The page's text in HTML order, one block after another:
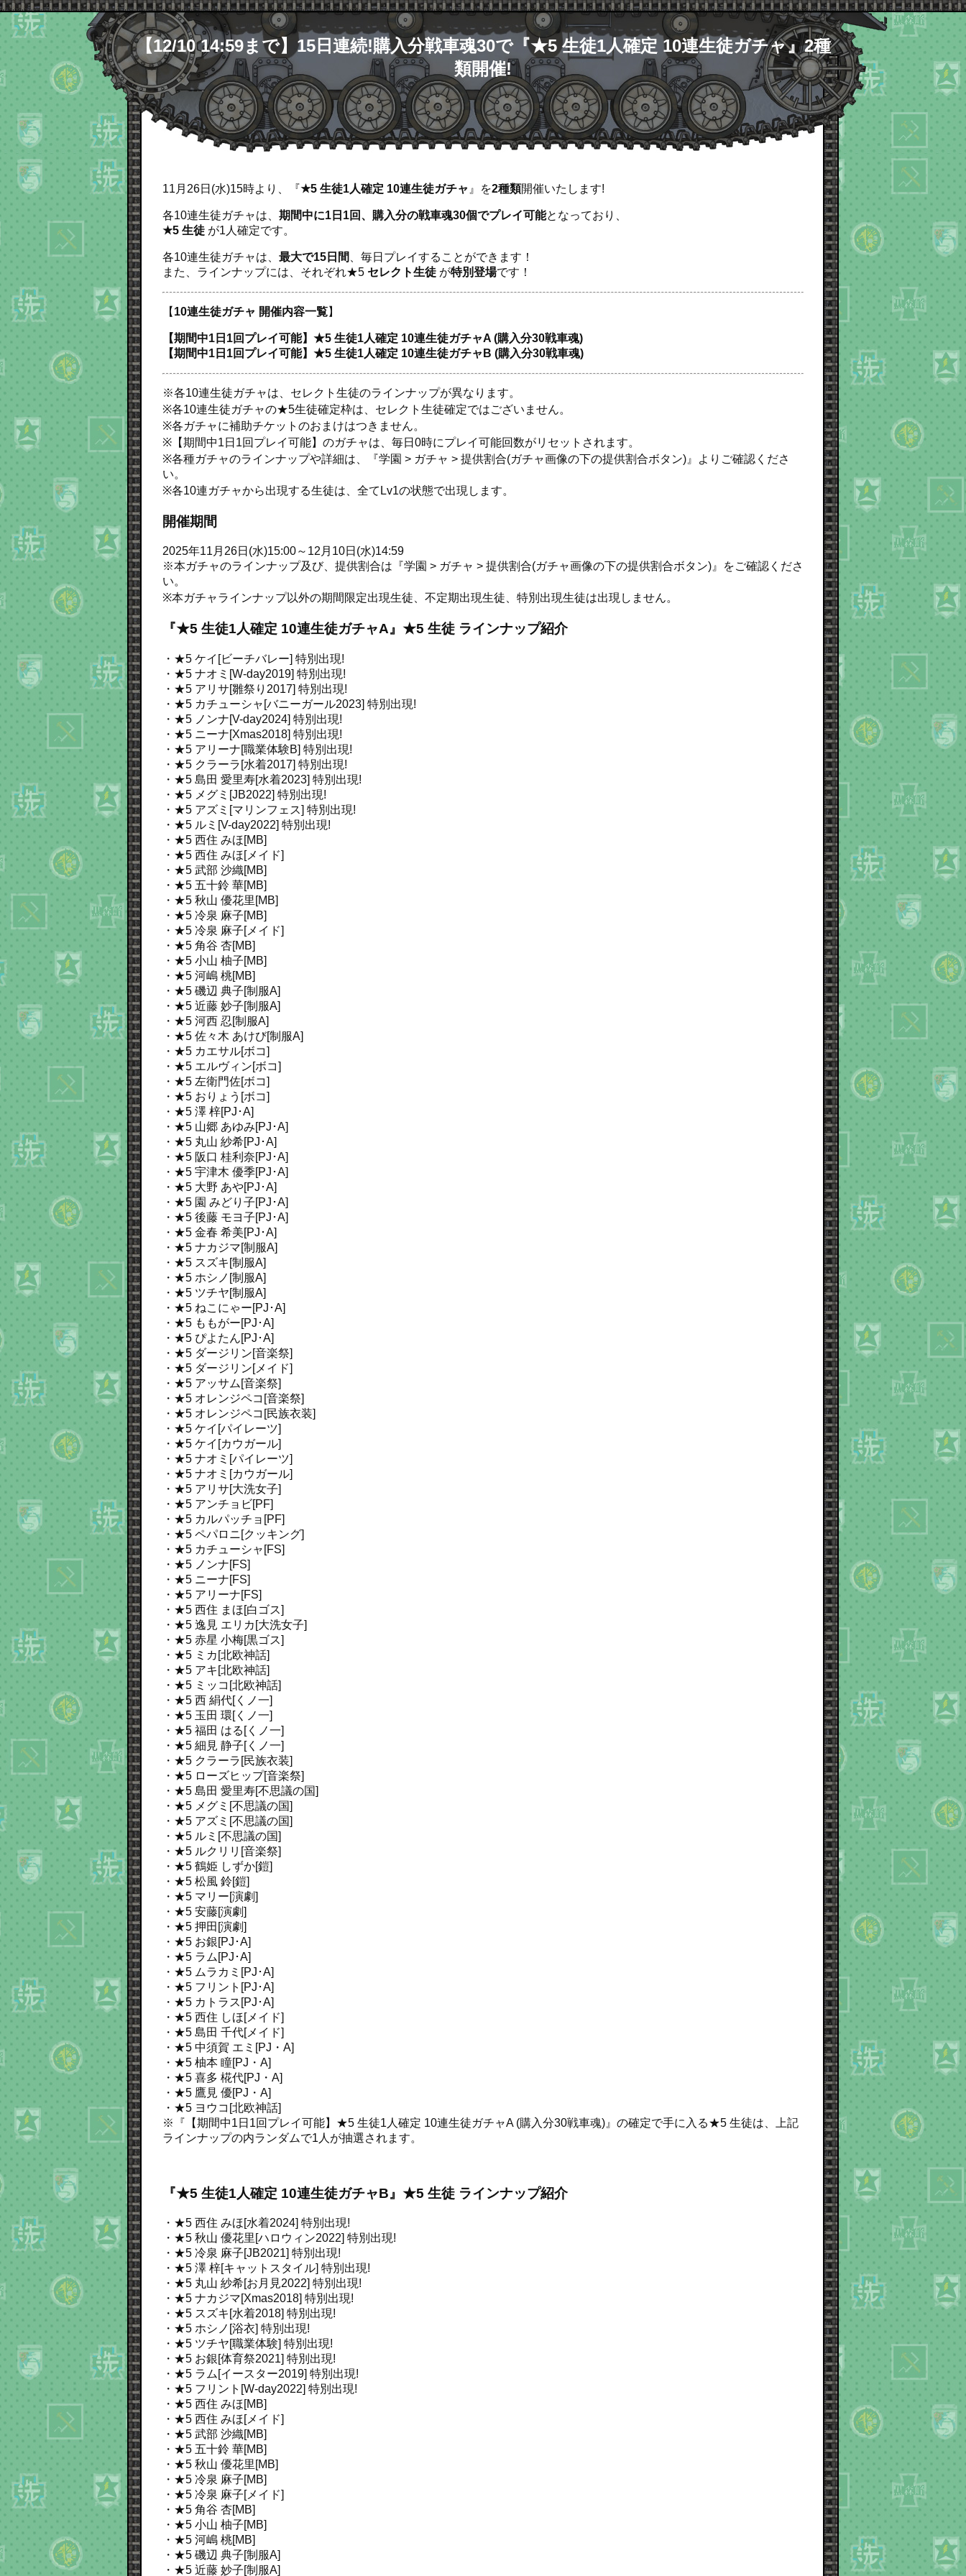
【12/10 14:59まで】15日連続!購入分戦車魂30で『★5 生徒1人確定 10連生徒ガチャ』2種
類開催!
11月26日(水)15時より、『★5 生徒1人確定 10連生徒ガチャ 』を2種類開催いたします!
各10連生徒ガチャは、 期間中に1日1回、購入分の戦車魂30個でプレイ可能となっており、
★5 生徒 が1人確定です。
各10連生徒ガチャは、 最大で15日間
、毎日プレイすることができます！
また、ラインナップには、それぞれ★5 セレクト生徒 が特別登場です！
【 10連生徒ガチャ 開催内容一覧】
【期間中1日1回プレイ可能】★5 生徒1人確定 10連生徒ガチャA (購入分30戦車魂)
【期間中1日1回プレイ可能】★5 生徒1人確定 10連生徒ガチャB (購入分30戦車魂)
※各10連生徒ガチャは、セレクト生徒のラインナップが異なります。
※各10連生徒ガチャの★5生徒確定枠は、セレクト生徒確定ではございません。
※各ガチャに補助チケットのおまけはつきません。
※【期間中1日1回プレイ可能】のガチャは、毎日0時にプレイ可能回数がリセットされます。
※各種ガチャのラインナップや詳細は、『学園 > ガチャ > 提供割合(ガチャ画像の下の提供割合ボタン)』よりご確認くださ
い。
※各10連ガチャから出現する生徒は、全てLv1の状態で出現します。
開催期間
2025年11月26日(水)15:00～12月10日(水)14:59
※本ガチャのラインナップ及び、提供割合は『学園 > ガチャ > 提供割合(ガチャ画像の下の提供割合ボタン)』をご確認くださ
い。
※本ガチャラインナップ以外の期間限定出現生徒、不定期出現生徒、特別出現生徒は出現しません。
『★5 生徒1人確定 10連生徒ガチャA』★5 生徒 ラインナップ紹介
・★5 ケイ[ビーチバレー] 特別出現!
・★5 ナオミ[W-day2019] 特別出現!
・★5 アリサ[雛祭り2017] 特別出現!
・★5 カチューシャ[バニーガール2023] 特別出現!
・★5 ノンナ[V-day2024] 特別出現!
・★5 ニーナ[Xmas2018] 特別出現!
・★5 アリーナ[職業体験B] 特別出現!
・★5 クラーラ[水着2017] 特別出現!
・★5 島田 愛里寿[水着2023] 特別出現!
・★5 メグミ[JB2022] 特別出現!
・★5 アズミ[マリンフェス] 特別出現!
・★5 ルミ[V-day2022] 特別出現!
・★5 西住 みほ[MB]
・★5 西住 みほ[メイド]
・★5 武部 沙織[MB]
・★5 五十鈴 華[MB]
・★5 秋山 優花里[MB]
・★5 冷泉 麻子[MB]
・★5 冷泉 麻子[メイド]
・★5 角谷 杏[MB]
・★5 小山 柚子[MB]
・★5 河嶋 桃[MB]
・★5 磯辺 典子[制服A]
・★5 近藤 妙子[制服A]
・★5 河西 忍[制服A]
・★5 佐々木 あけび[制服A]
・★5 カエサル[ボコ]
・★5 エルヴィン[ボコ]
・★5 左衛門佐[ボコ]
・★5 おりょう[ボコ]
・★5 澤 梓[PJ･A]
・★5 山郷 あゆみ[PJ･A]
・★5 丸山 紗希[PJ･A]
・★5 阪口 桂利奈[PJ･A]
・★5 宇津木 優季[PJ･A]
・★5 大野 あや[PJ･A]
・★5 園 みどり子[PJ･A]
・★5 後藤 モヨ子[PJ･A]
・★5 金春 希美[PJ･A]
・★5 ナカジマ[制服A]
・★5 スズキ[制服A]
・★5 ホシノ[制服A]
・★5 ツチヤ[制服A]
・★5 ねこにゃー[PJ･A]
・★5 ももがー[PJ･A]
・★5 ぴよたん[PJ･A]
・★5 ダージリン[音楽祭]
・★5 ダージリン[メイド]
・★5 アッサム[音楽祭]
・★5 オレンジペコ[音楽祭]
・★5 オレンジペコ[民族衣装]
・★5 ケイ[パイレーツ]
・★5 ケイ[カウガール]
・★5 ナオミ[パイレーツ]
・★5 ナオミ[カウガール]
・★5 アリサ[大洗女子]
・★5 アンチョビ[PF]
・★5 カルパッチョ[PF]
・★5 ペパロニ[クッキング]
・★5 カチューシャ[FS]
・★5 ノンナ[FS]
・★5 ニーナ[FS]
・★5 アリーナ[FS]
・★5 西住 まほ[白ゴス]
・★5 逸見 エリカ[大洗女子]
・★5 赤星 小梅[黒ゴス]
・★5 ミカ[北欧神話]
・★5 アキ[北欧神話]
・★5 ミッコ[北欧神話]
・★5 西 絹代[くノ一]
・★5 玉田 環[くノ一]
・★5 福田 はる[くノ一]
・★5 細見 静子[くノ一]
・★5 クラーラ[民族衣装]
・★5 ローズヒップ[音楽祭]
・★5 島田 愛里寿[不思議の国]
・★5 メグミ[不思議の国]
・★5 アズミ[不思議の国]
・★5 ルミ[不思議の国]
・★5 ルクリリ[音楽祭]
・★5 鶴姫 しずか[鎧]
・★5 松風 鈴[鎧]
・★5 マリー[演劇]
・★5 安藤[演劇]
・★5 押田[演劇]
・★5 お銀[PJ･A]
・★5 ラム[PJ･A]
・★5 ムラカミ[PJ･A]
・★5 フリント[PJ･A]
・★5 カトラス[PJ･A]
・★5 西住 しほ[メイド]
・★5 島田 千代[メイド]
・★5 中須賀 エミ[PJ・A]
・★5 柚本 瞳[PJ・A]
・★5 喜多 椛代[PJ・A]
・★5 鷹見 優[PJ・A]
・★5 ヨウコ[北欧神話]
※『【期間中1日1回プレイ可能】★5 生徒1人確定 10連生徒ガチャA (購入分30戦車魂)』の確定で手に入る★5 生徒は、上記
ラインナップの内ランダムで1人が抽選されます。
『★5 生徒1人確定 10連生徒ガチャB』★5 生徒 ラインナップ紹介
・★5 西住 みほ[水着2024] 特別出現!
・★5 秋山 優花里[ハロウィン2022] 特別出現!
・★5 冷泉 麻子[JB2021] 特別出現!
・★5 澤 梓[キャットスタイル] 特別出現!
・★5 丸山 紗希[お月見2022] 特別出現!
・★5 ナカジマ[Xmas2018] 特別出現!
・★5 スズキ[水着2018] 特別出現!
・★5 ホシノ[浴衣] 特別出現!
・★5 ツチヤ[職業体験] 特別出現!
・★5 お銀[体育祭2021] 特別出現!
・★5 ラム[イースター2019] 特別出現!
・★5 フリント[W-day2022] 特別出現!
・★5 西住 みほ[MB]
・★5 西住 みほ[メイド]
・★5 武部 沙織[MB]
・★5 五十鈴 華[MB]
・★5 秋山 優花里[MB]
・★5 冷泉 麻子[MB]
・★5 冷泉 麻子[メイド]
・★5 角谷 杏[MB]
・★5 小山 柚子[MB]
・★5 河嶋 桃[MB]
・★5 磯辺 典子[制服A]
・★5 近藤 妙子[制服A]